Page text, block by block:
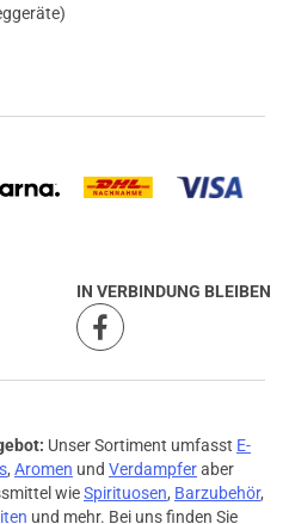
IN VERBINDUNG BLEIBEN
Unser Sortiment umfasst E-
, Aromen und Verdampferaber
wieSpirituosen, Barzubehör,
und mehr. Bei uns finden Sie